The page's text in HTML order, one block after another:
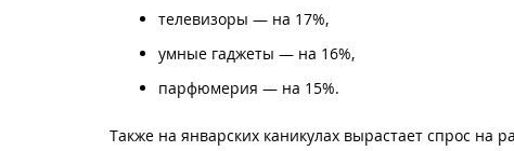
телевизоры — на 17%,
умные гаджеты — на 16%,
парфюмерия — на 15%.
Также на январских каникулах вырастает спрос на